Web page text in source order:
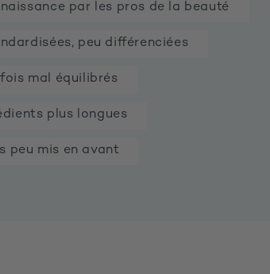
par les pros de la beauté
peu différenciées
mal équilibrés
plus longues
peu mis en avant